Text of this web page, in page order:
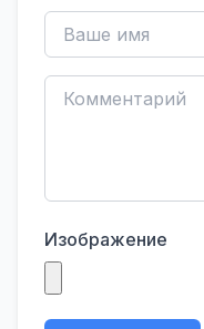
Изображение